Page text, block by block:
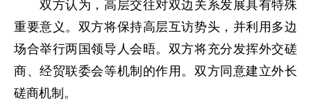
双方认为，高层交往对双边关系发展具有特殊
重要意义。双方将保持高层互访势头，并利用多边
场合举行两国领导人会晤。双方将充分发挥外交磋
商、经贸联委会等机制的作用。双方同意建立外长
磋商机制。